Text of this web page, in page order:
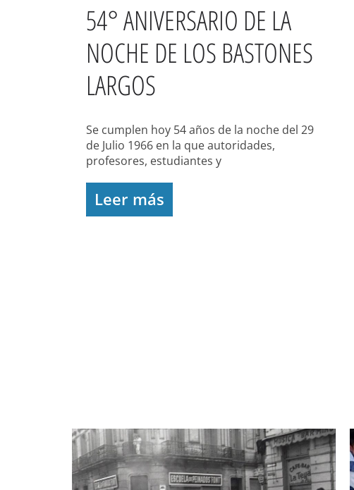
54° ANIVERSARIO DE LA
NOCHE DE LOS BASTONES
LARGOS
Se cumplen hoy 54 años de la noche del 29
de Julio 1966 en la que autoridades,
profesores, estudiantes y
Leer más